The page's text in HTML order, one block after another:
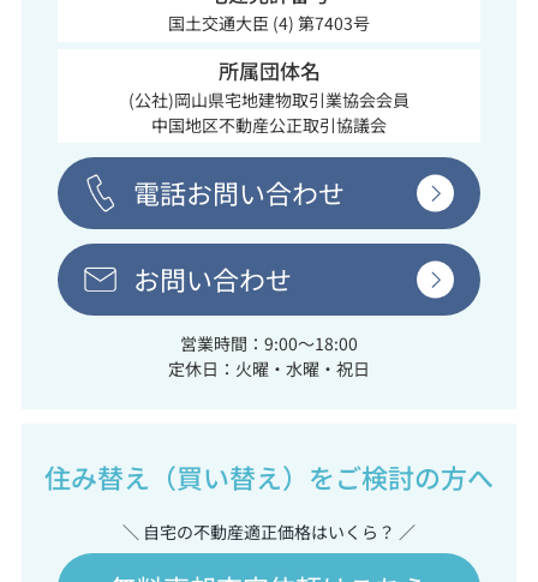
国土交通大臣 (4) 第7403号
所属団体名
(公社)岡山県宅地建物取引業協会会員
中国地区不動産公正取引協議会
電話お問い合わせ
お問い合わせ
営業時間：9:00～18:00
定休日：火曜・水曜・祝日
住み替え（買い替え）をご検討の方へ
＼ 自宅の不動産適正価格はいくら？ ／